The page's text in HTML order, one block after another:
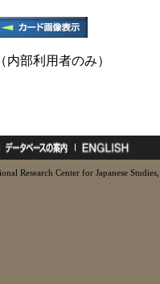
（内部利用者のみ）
Research Center for Japanese